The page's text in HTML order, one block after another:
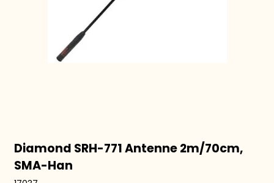
Diamond SRH-771 Antenne 2m/70cm,
SMA-Han